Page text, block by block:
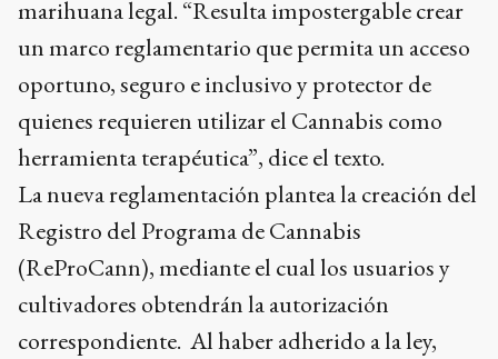
marihuana legal. “Resulta impostergable crear
un marco reglamentario que permita un acceso
oportuno, seguro e inclusivo y protector de
quienes requieren utilizar el Cannabis como
herramienta terapéutica”, dice el texto.
La nueva reglamentación plantea la creación del
Registro del Programa de Cannabis
(ReProCann), mediante el cual los usuarios y
cultivadores obtendrán la autorización
correspondiente. Al haber adherido a la ley,